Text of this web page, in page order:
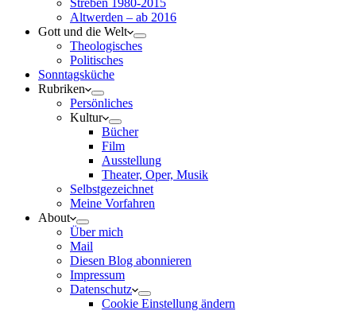
Streben 1980-2015
Altwerden – ab 2016
Gott und die Welt
Theologisches
Politisches
Sonntagsküche
Rubriken
Persönliches
Kultur
Bücher
Film
Ausstellung
Theater, Oper, Musik
Selbstgezeichnet
Meine Vorfahren
About
Über mich
Mail
Diesen Blog abonnieren
Impressum
Datenschutz
Cookie Einstellung ändern